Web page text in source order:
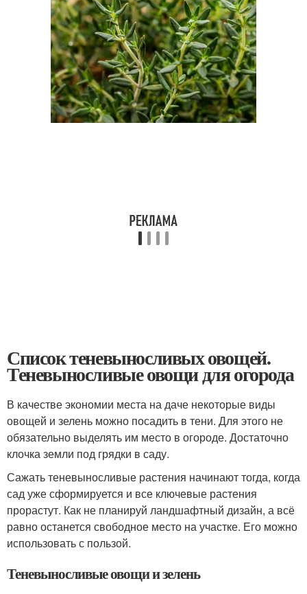
Список теневыносливых овощей.
Теневыносливые овощи для огорода
В качестве экономии места на даче некоторые виды
овощей и зелень можно посадить в тени. Для этого не
обязательно выделять им место в огороде. Достаточно
клочка земли под грядки в саду.
Сажать теневыносливые растения начинают тогда, когда
сад уже сформируется и все ключевые растения
прорастут. Как не планируй ландшафтный дизайн, а всё
равно останется свободное место на участке. Его можно
использовать с пользой.
Теневыносливые овощи и зелень